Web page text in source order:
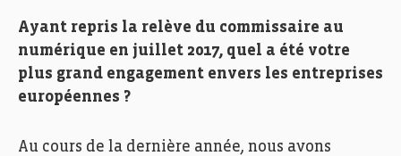
Ayant repris la relève du commissaire au
numérique en juillet 2017, quel a été votre
plus grand engagement envers les entreprises
européennes ?
Au cours de la dernière année, nous avons